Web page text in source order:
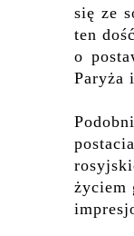
się ze
ten
o
Paryża
życiem